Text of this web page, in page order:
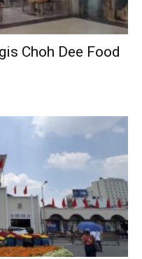
Choh Dee Food